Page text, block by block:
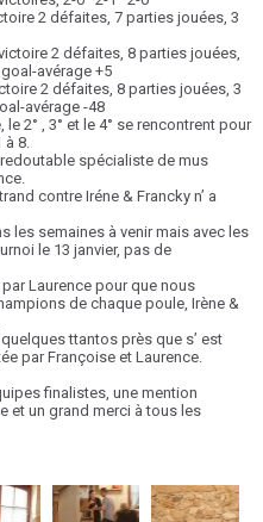
défaites, 7 parties jouées, 3
2 défaites, 8 parties jouées,
avérage +5
défaites, 8 parties jouées, 3
avérage -48
2° , 3° et le 4° se rencontrent pour
à 8.
spécialiste de mus
contre Iréne & Francky n’ a
les semaines à venir mais avec les
le 13 janvier, pas de
Laurence pour que nous
de chaque poule, Irène &
ttantos près que s’ est
par Françoise et Laurence.
finalistes, une mention
et un grand merci à tous les